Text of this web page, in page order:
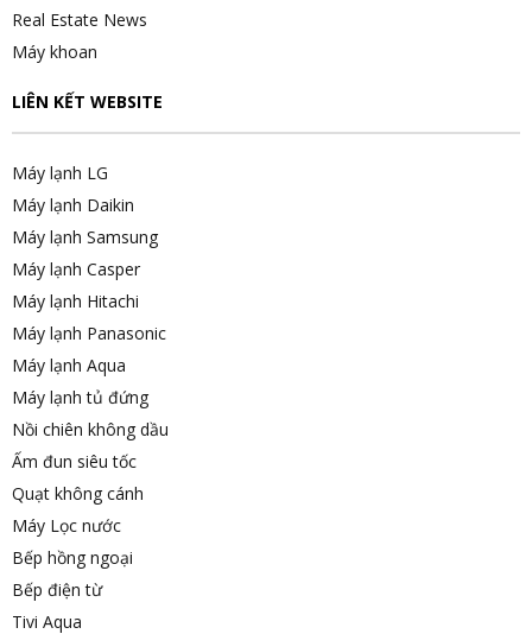
Real Estate News
Máy khoan
LIÊN KẾT WEBSITE
Máy lạnh LG
Máy lạnh Daikin
Máy lạnh Samsung
Máy lạnh Casper
Máy lạnh Hitachi
Máy lạnh Panasonic
Máy lạnh Aqua
Máy lạnh tủ đứng
Nồi chiên không dầu
Ấm đun siêu tốc
Quạt không cánh
Máy Lọc nước
Bếp hồng ngoại
Bếp điện từ
Tivi Aqua